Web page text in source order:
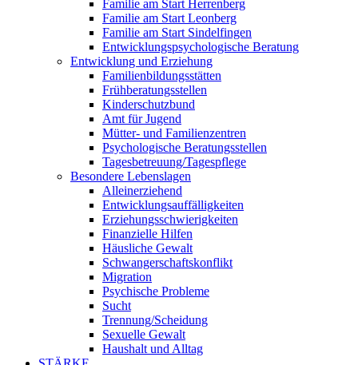
Familie am Start Herrenberg
Familie am Start Leonberg
Familie am Start Sindelfingen
Entwicklungspsychologische Beratung
Entwicklung und Erziehung
Familienbildungsstätten
Frühberatungsstellen
Kinderschutzbund
Amt für Jugend
Mütter- und Familienzentren
Psychologische Beratungsstellen
Tagesbetreuung/Tagespflege
Besondere Lebenslagen
Alleinerziehend
Entwicklungsauffälligkeiten
Erziehungsschwierigkeiten
Finanzielle Hilfen
Häusliche Gewalt
Schwangerschaftskonflikt
Migration
Psychische Probleme
Sucht
Trennung/Scheidung
Sexuelle Gewalt
Haushalt und Alltag